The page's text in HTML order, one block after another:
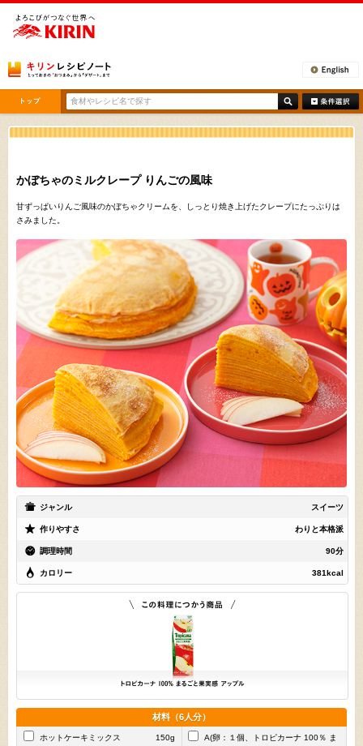
かぼちゃのミルクレープ りんごの風味
甘ずっぱいりんご風味のかぼちゃクリームを、しっとり焼き上げたクレープにたっぷりは
さみました。
ジャンル スイーツ
作りやすさ わりと本格派
調理時間 90分
カロリー 381kcal
材料（6人分）
ホットケーキミックス 150g
A(卵：１個、トロピカーナ 100％ ま